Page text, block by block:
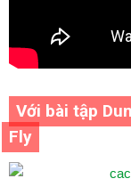
Với bài tập
Fly